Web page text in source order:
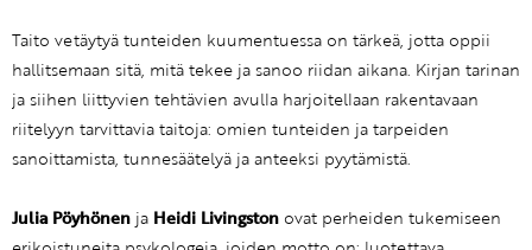
Taito vetäytyä tunteiden kuumentuessa on tärkeä, jotta oppii
hallitsemaan sitä, mitä tekee ja sanoo riidan aikana. Kirjan tarinan
ja siihen liittyvien tehtävien avulla harjoitellaan rakentavaan
riitelyyn tarvittavia taitoja: omien tunteiden ja tarpeiden
sanoittamista, tunnesäätelyä ja anteeksi pyytämistä.
Julia Pöyhönen ja Heidi Livingston ovat perheiden tukemiseen